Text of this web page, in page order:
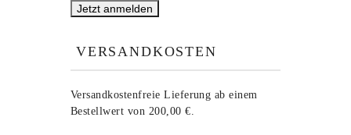
VERSANDKOSTEN
Versandkostenfreie Lieferung ab einem
Bestellwert von 200,00 €.